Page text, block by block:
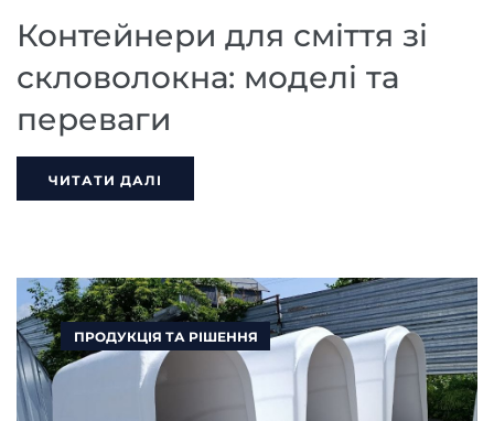
Контейнери для сміття зі
скловолокна: моделі та
переваги
ЧИТАТИ ДАЛІ
ПРОДУКЦІЯ ТА РІШЕННЯ